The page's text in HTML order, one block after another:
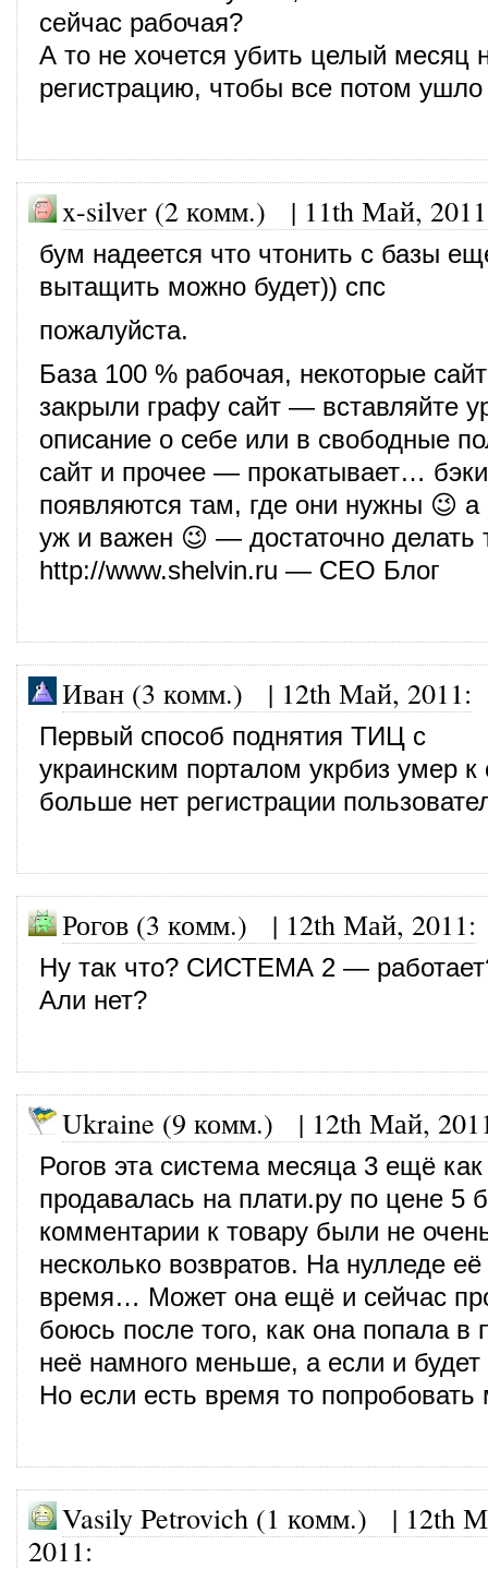
сейчас рабочая?
А то не хочется убить целый месяц
регистрацию, чтобы все потом ушло
x-silver (2 комм.) | 11th Май, 2011
бум надеется что чтонить с базы
вытащить можно будет)) спс
пожалуйста.
База 100 % рабочая, некоторые
закрыли графу сайт — вставляйте
описание о себе или в свободные
сайт и прочее — прокатывает…
появляются там, где они нужны 😉 а
уж и важен 😉 — достаточно делать
http://www.shelvin.ru — СЕО Блог
Иван (3 комм.) | 12th Май, 2011:
Первый способ поднятия ТИЦ с
украинским порталом укрбиз умер
больше нет регистрации
Рогов (3 комм.) | 12th Май, 2011:
Ну так что? СИСТЕМА 2 —
Али нет?
Ukraine (9 комм.) | 12th Май,
Рогов эта система месяца 3 ещё как
продавалась на плати.ру по цене 5
комментарии к товару были не
несколько возвратов. На нулледе
время… Может она ещё и сейчас
боюсь после того, как она попала в
неё намного меньше, а если и будет
Но если есть время то
Vasily Petrovich (1 комм.) | 12th
2011: